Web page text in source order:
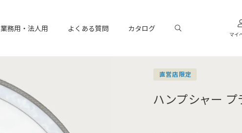
業務用・法人用 よくある質問 カタログ
マイ
直営店限定
ハンプシャー